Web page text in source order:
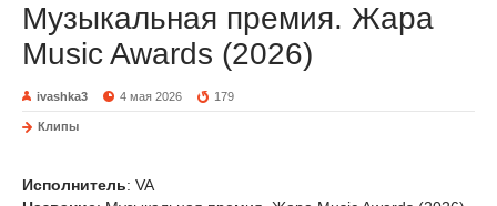
Музыкальная премия. Жара
Music Awards (2026)
ivashka3 4 мая 2026 179
Клипы
Исполнитель: VA